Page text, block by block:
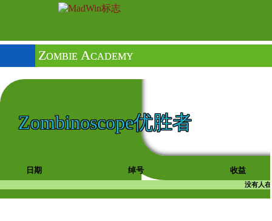
Zombie Academy
Zombinoscope优胜者
日期 绰号 收益
没有人